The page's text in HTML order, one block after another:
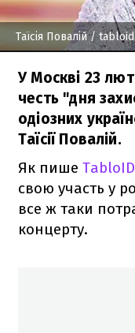
Таїсія Повалій/
У Москві 23
честь "дня
одіозних
Таїсії Повалій.
Як пише TabloID
свою участь у
все ж таки
концерту.